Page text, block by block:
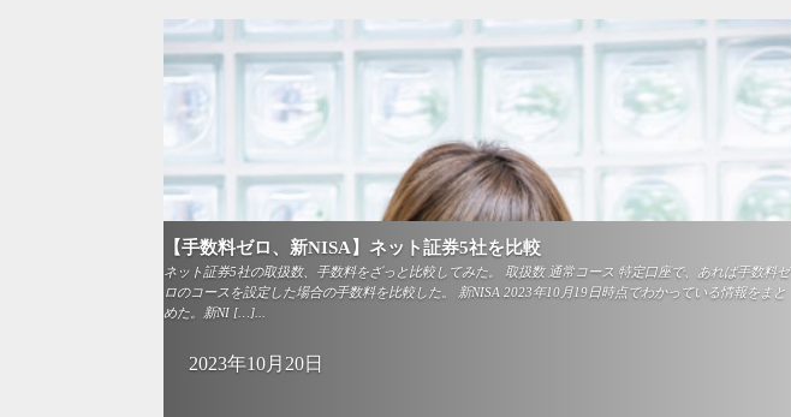
【手数料ゼロ、新NISA】ネット証券5社を比較
ネット証券5社の取扱数、手数料をざっと比較してみた。 取扱数 通常コース 特定口座で、あれば手数料ゼ
ロのコースを設定した場合の手数料を比較した。 新NISA 2023年10月19日時点でわかっている情報をまと
めた。新NI […]...
2023年10月20日